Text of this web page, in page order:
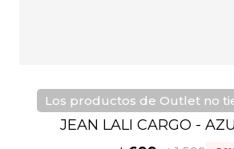
Los productos de Outlet no
JEAN LALI CARGO -